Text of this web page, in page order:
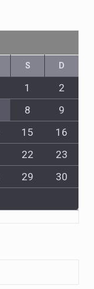
S D
1
2
8
9
15
16
22
23
29
30